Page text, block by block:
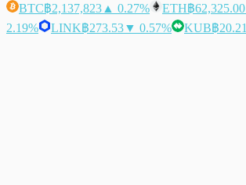
BTC฿2,137,823 ▲ 0.27% ETH฿62,325.00
2.19%
LINK฿273.53▼ 0.57% KUB฿20.21